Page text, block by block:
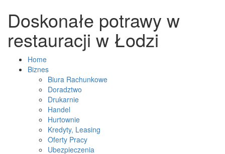
Doskonałe potrawy w
restauracji w Łodzi
Home
Biznes
Biura Rachunkowe
Doradztwo
Drukarnie
Handel
Hurtownie
Kredyty, Leasing
Oferty Pracy
Ubezpieczenia